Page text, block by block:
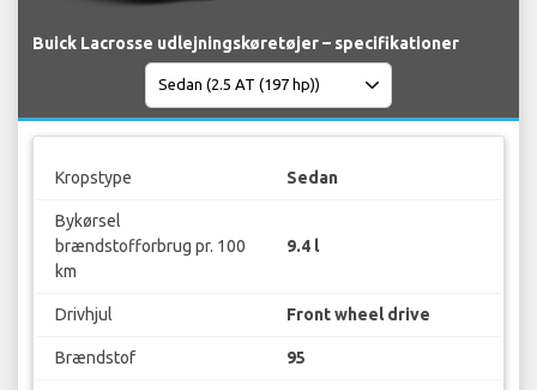
Buick Lacrosse udlejningskøretøjer – specifikationer
Kropstype Sedan
Bykørsel
brændstofforbrug pr. 100
km
9.4 l
Drivhjul Front wheel drive
Brændstof 95